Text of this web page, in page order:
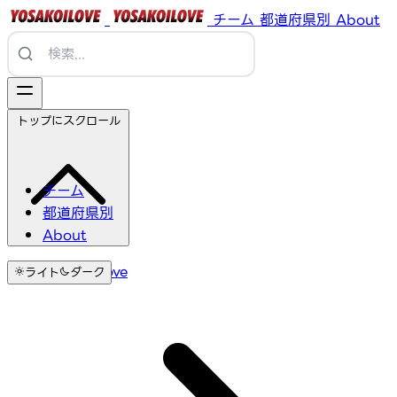
チーム 都道府県別 About
チーム
都道府県別
About
ライト ダーク
トップにスクロール
YosakoiLove